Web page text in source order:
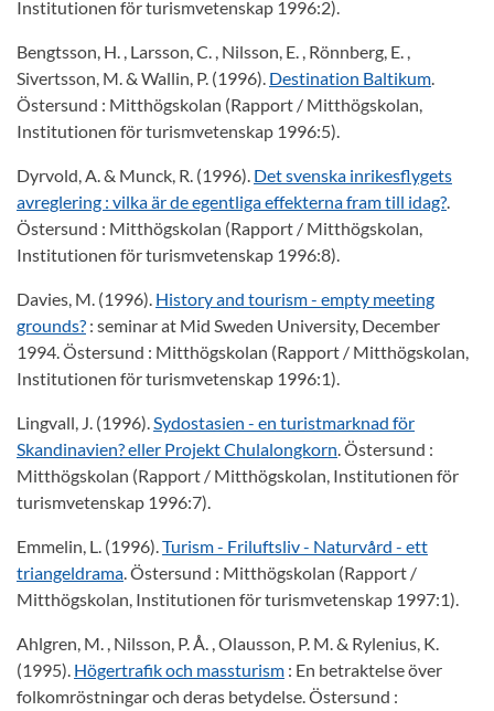
Institutionen för turismvetenskap 1996:2).
Bengtsson, H. , Larsson, C. , Nilsson, E. , Rönnberg, E. ,
Sivertsson, M. & Wallin, P. (1996). Destination Baltikum.
Östersund : Mitthögskolan (Rapport / Mitthögskolan,
Institutionen för turismvetenskap 1996:5).
Dyrvold, A. & Munck, R. (1996). Det svenska inrikesflygets
avreglering : vilka är de egentliga effekterna fram till idag?.
Östersund : Mitthögskolan (Rapport / Mitthögskolan,
Institutionen för turismvetenskap 1996:8).
Davies, M. (1996). History and tourism - empty meeting
grounds? : seminar at Mid Sweden University, December
1994. Östersund : Mitthögskolan (Rapport / Mitthögskolan,
Institutionen för turismvetenskap 1996:1).
Lingvall, J. (1996).Sydostasien - en turistmarknad för
Skandinavien? eller Projekt Chulalongkorn. Östersund :
Mitthögskolan (Rapport / Mitthögskolan, Institutionen för
turismvetenskap 1996:7).
Emmelin, L. (1996).Turism - Friluftsliv - Naturvård - ett
triangeldrama. Östersund : Mitthögskolan (Rapport /
Mitthögskolan, Institutionen för turismvetenskap 1997:1).
Ahlgren, M. , Nilsson, P. Å. , Olausson, P. M. & Rylenius, K.
(1995). Högertrafik och massturism : En betraktelse över
folkomröstningar och deras betydelse. Östersund :